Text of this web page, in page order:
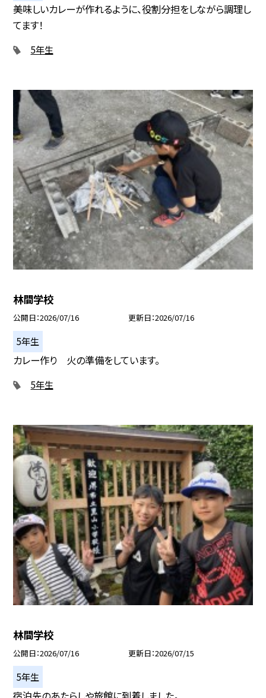
美味しいカレーが作れるように、役割分担をしながら調理し
てます！
5年生
林間学校
公開日 2026/07/16 更新日 2026/07/16
5年生
カレー作り 火の準備をしています。
5年生
林間学校
公開日 2026/07/16 更新日 2026/07/15
5年生